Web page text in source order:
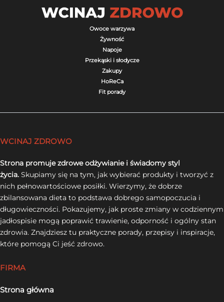
Owoce warzywa
Żywność
Napoje
Przekąski i słodycze
Zakupy
HoReCa
Fit porady
WCINAJ ZDROWO
Strona promuje zdrowe odżywianie i świadomy styl
życia. Skupiamy się na tym, jak wybierać produkty i tworzyć z
nich pełnowartościowe posiłki. Wierzymy, że dobrze
zbilansowana dieta to podstawa dobrego samopoczucia i
długowieczności. Pokazujemy, jak proste zmiany w codziennym
jadłospisie mogą poprawić trawienie, odporność i ogólny stan
zdrowia. Znajdziesz tu praktyczne porady, przepisy i inspiracje,
które pomogą Ci jeść zdrowo.
FIRMA
Strona główna